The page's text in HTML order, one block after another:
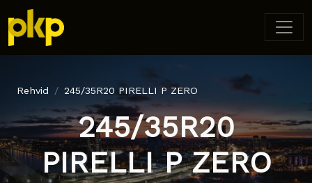
Rehvid 245/35R20 PIRELLI P ZERO
245/35R20
PIRELLI P ZERO